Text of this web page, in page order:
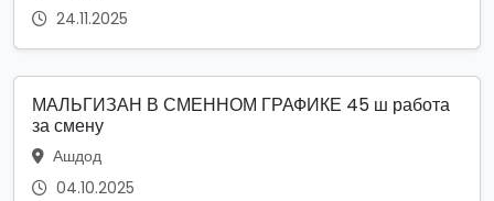
24.11.2025
МАЛЬГИЗАН В СМЕННОМ ГРАФИКЕ 45 ш работа
за смену
Ашдод
04.10.2025